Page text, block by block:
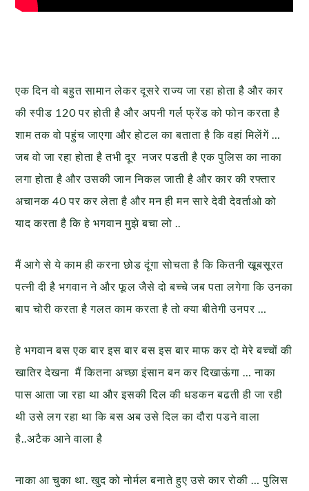
एक दिन वो बहुत सामान लेकर दूसरे राज्य जा रहा होता है और कार
की स्पीड 120 पर होती है और अपनी गर्ल फ्रेंड को फोन करता है
शाम तक वो पहुंच जाएगा और होटल का बताता है कि वहां मिलेंगें …
जब वो जा रहा होता है तभी दूर नजर पडती है एक पुलिस का नाका
लगा होता है और उसकी जान निकल जाती है और कार की रफ्तार
अचानक 40 पर कर लेता है और मन ही मन सारे देवी देवर्ताओ को
याद करता है कि हे भगवान मुझे बचा लो ..
मैं आगे से ये काम ही करना छोड दूंगा सोचता है कि कितनी खूबसूरत
पत्नी दी है भगवान ने और फूल जैसे दो बच्चे जब पता लगेगा कि उनका
बाप चोरी करता है गलत काम करता है तो क्या बीतेगी उनपर …
हे भगवान बस एक बार इस बार बस इस बार माफ कर दो मेरे बच्चों की
खातिर देखना मैं कितना अच्छा इंसान बन कर दिखाऊंगा … नाका
पास आता जा रहा था और इसकी दिल की धडकन बढती ही जा रही
थी उसे लग रहा था कि बस अब उसे दिल का दौरा पडने वाला
है..अटैक आने वाला है
नाका आ चुका था. खुद को नोर्मल बनाते हुए उसे कार रोकी … पुलिस